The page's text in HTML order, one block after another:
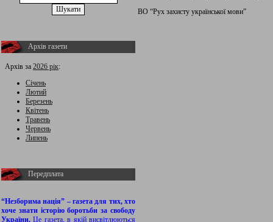
Архів газети
Архів за 2026 рік:
Січень
Лютий
Березень
Квітень
Травень
Червень
Липень
Передплата
“Незборима нація” – газета для тих, хто
хоче знати історію боротьби за свободу
України.Це газета, в якій висвітлюються
ВО “Рух захисту української мови”